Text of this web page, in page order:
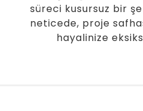
süreci kusursuz bir
neticede, proje
hayalinize